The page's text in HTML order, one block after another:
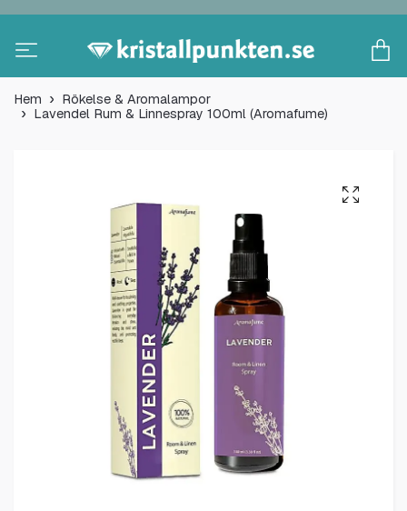
Hem
Rökelse & Aromalampor
Lavendel Rum & Linnespray 100ml (Aromafume)